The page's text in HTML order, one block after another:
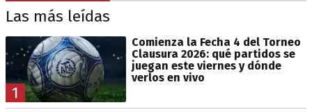
Las más leídas
1
Comienza la Fecha 4 del Torneo
Clausura 2026: qué partidos se
juegan este viernes y dónde
verlos en vivo